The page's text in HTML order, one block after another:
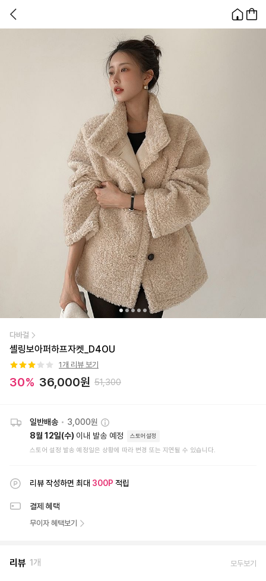
다바걸
셸링보아퍼하프자켓_D4OU
1 개 리뷰 보기
30% 36,000원 51,300
일반배송 • 3,000원
8월 12일(수) 이내 발송 예정 스토어설정
스토어 설정 발송 예정일은 상황에 따라 변경 또는 지연될 수 있습니다.
리뷰 작성하면 최대 300P 적립
결제 혜택
무이자 혜택보기
리뷰 1개 모두보기